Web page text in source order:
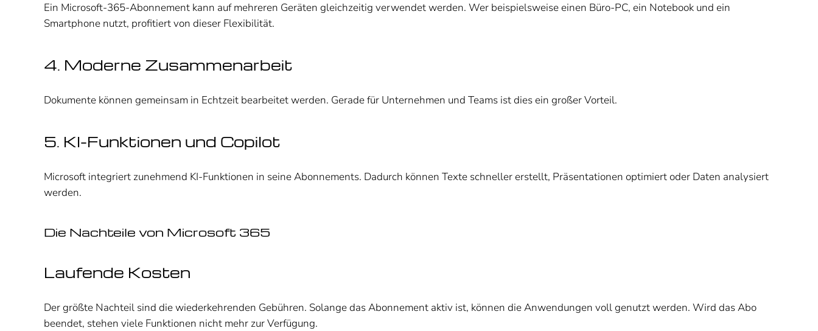
Ein Microsoft-365-Abonnement kann auf mehreren Geräten gleichzeitig verwendet werden. Wer beispielsweise einen Büro-PC, ein Notebook und ein
Smartphone nutzt, profitiert von dieser Flexibilität.
4. Moderne Zusammenarbeit
Dokumente können gemeinsam in Echtzeit bearbeitet werden. Gerade für Unternehmen und Teams ist dies ein großer Vorteil.
5. KI-Funktionen und Copilot
Microsoft integriert zunehmend KI-Funktionen in seine Abonnements. Dadurch können Texte schneller erstellt, Präsentationen optimiert oder Daten analysiert
werden.
Die Nachteile von Microsoft 365
Laufende Kosten
Der größte Nachteil sind die wiederkehrenden Gebühren. Solange das Abonnement aktiv ist, können die Anwendungen voll genutzt werden. Wird das Abo
beendet, stehen viele Funktionen nicht mehr zur Verfügung.